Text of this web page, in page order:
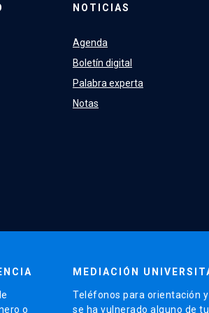
NOTICIAS
Agenda
Boletín digital
Palabra experta
Notas
o
MEDIACIÓN
Teléfonos para orientación
se ha vulnerado alguno de